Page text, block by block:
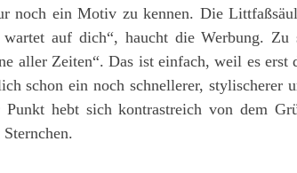
noch ein Motiv zu kennen. Die
wartet auf dich“, haucht die Werbung.
aller Zeiten“. Das ist einfach, weil es erst
schon ein noch schnellerer, stylischerer
hebt sich kontrastreich von dem